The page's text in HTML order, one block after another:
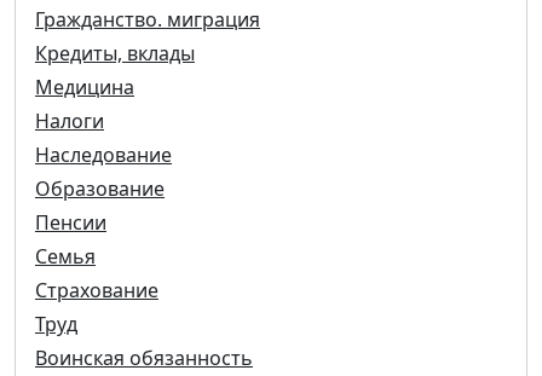
Гражданство. миграция
Кредиты, вклады
Медицина
Налоги
Наследование
Образование
Пенсии
Семья
Страхование
Труд
Воинская обязанность